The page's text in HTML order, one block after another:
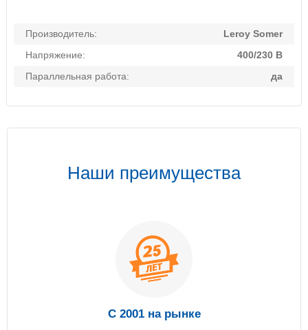
Производитель:
Leroy Somer
Напряжение:
400/230 В
Параллельная работа:
да
Наши преимущества
С 2001 на рынке